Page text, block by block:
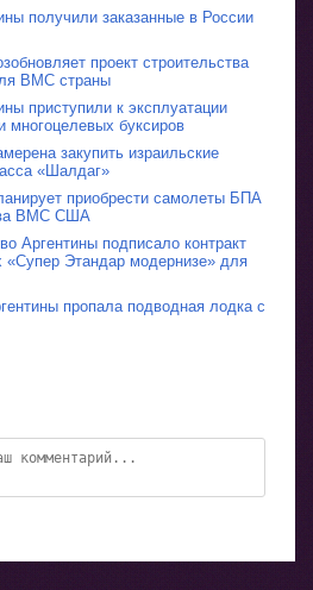
получили заказанные в России
проект строительства
ВМС страны
приступили к эксплуатации
многоцелевых буксиров
закупить израильские
«Шалдаг»
приобрести самолеты БПА
ВМС США
Аргентины подписало контракт
«Супер Этандар модернизе» для
пропала подводная лодка с